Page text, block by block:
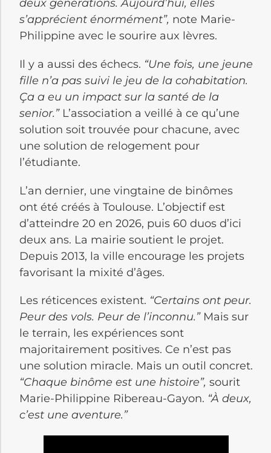
deux générations. Aujourd’hui, elles
s’apprécient énormément”, note Marie-
Philippine avec le sourire aux lèvres.
Il y a aussi des échecs. “Une fois, une jeune
fille n’a pas suivi le jeu de la cohabitation.
Ça a eu un impact sur la santé de la
senior.”L’association a veillé à ce qu’une
solution soit trouvée pour chacune, avec
une solution de relogement pour
l’étudiante.
L’an dernier, une vingtaine de binômes
ont été créés à Toulouse. L’objectif est
d’atteindre 20 en 2026, puis 60 duos d’ici
deux ans. La mairie soutient le projet.
Depuis 2013, la ville encourage les projets
favorisant la mixité d’âges.
Les réticences existent. “Certains ont peur.
Peur des vols. Peur de l’inconnu.” Mais sur
le terrain, les expériences sont
majoritairement positives. Ce n’est pas
une solution miracle. Mais un outil concret.
“Chaque binôme est une histoire”, sourit
Marie-Philippine Ribereau-Gayon. “À deux,
c’est une aventure.”